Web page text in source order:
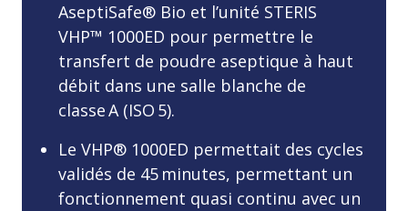
AseptiSafe® Bio et l’unité STERIS
VHP™ 1000ED pour permettre le
transfert de poudre aseptique à haut
débit dans une salle blanche de
classe A (ISO 5).
Le VHP® 1000ED permettait des cycles
validés de 45 minutes, permettant un
fonctionnement quasi continu avec un